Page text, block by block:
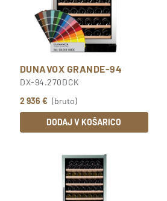
DUNAVOX GRANDE-94
DX-94.270DCK
2 936 € (bruto)
DODAJ V KOŠARICO